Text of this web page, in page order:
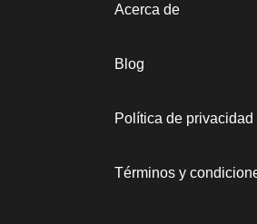
Acerca de
Blog
Política de privacidad
Términos y